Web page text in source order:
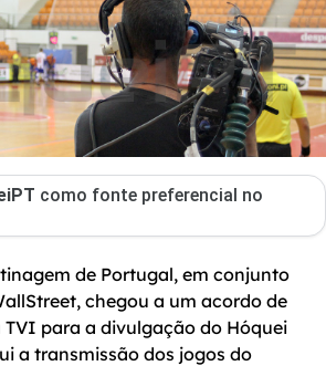
como fonte preferencial no
de Portugal, em conjunto
chegou a um acordo de
para a divulgação do Hóquei
a transmissão dos jogos do